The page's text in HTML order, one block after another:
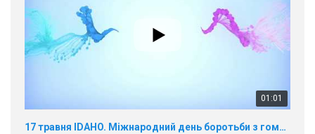
01:01
17 травня IDAHO. Міжнародний день боротьби з гомофобією трансфобією і біфобія.